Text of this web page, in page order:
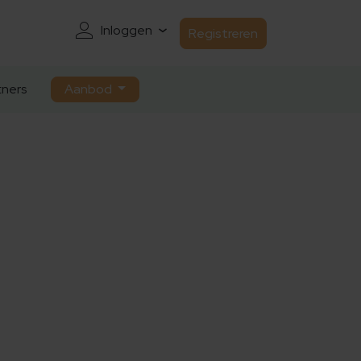
Inloggen Registreren
Aanbod